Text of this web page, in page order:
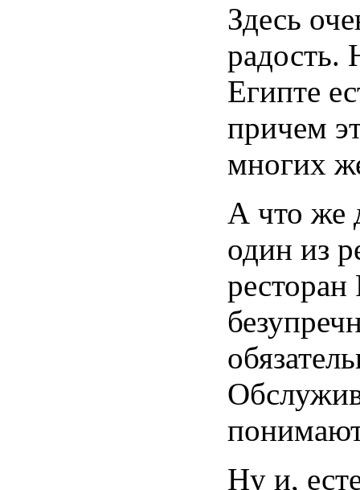
Здесь
радость.
Египте
причем
многих
А что же
один из
Ну и,